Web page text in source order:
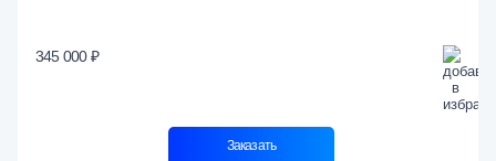
345 000 ₽
Заказать